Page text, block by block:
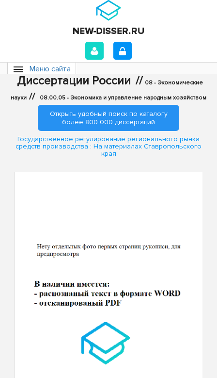
Меню сайта
Диссертации России // 08 - Экономические
науки // 08.00.05 - Экономика и управление народным хозяйством
Открыть удобный поиск по каталогу
более 800 000 диссертаций
Государственное регулирование регионального рынка
средств производства : На материалах Ставропольского
края